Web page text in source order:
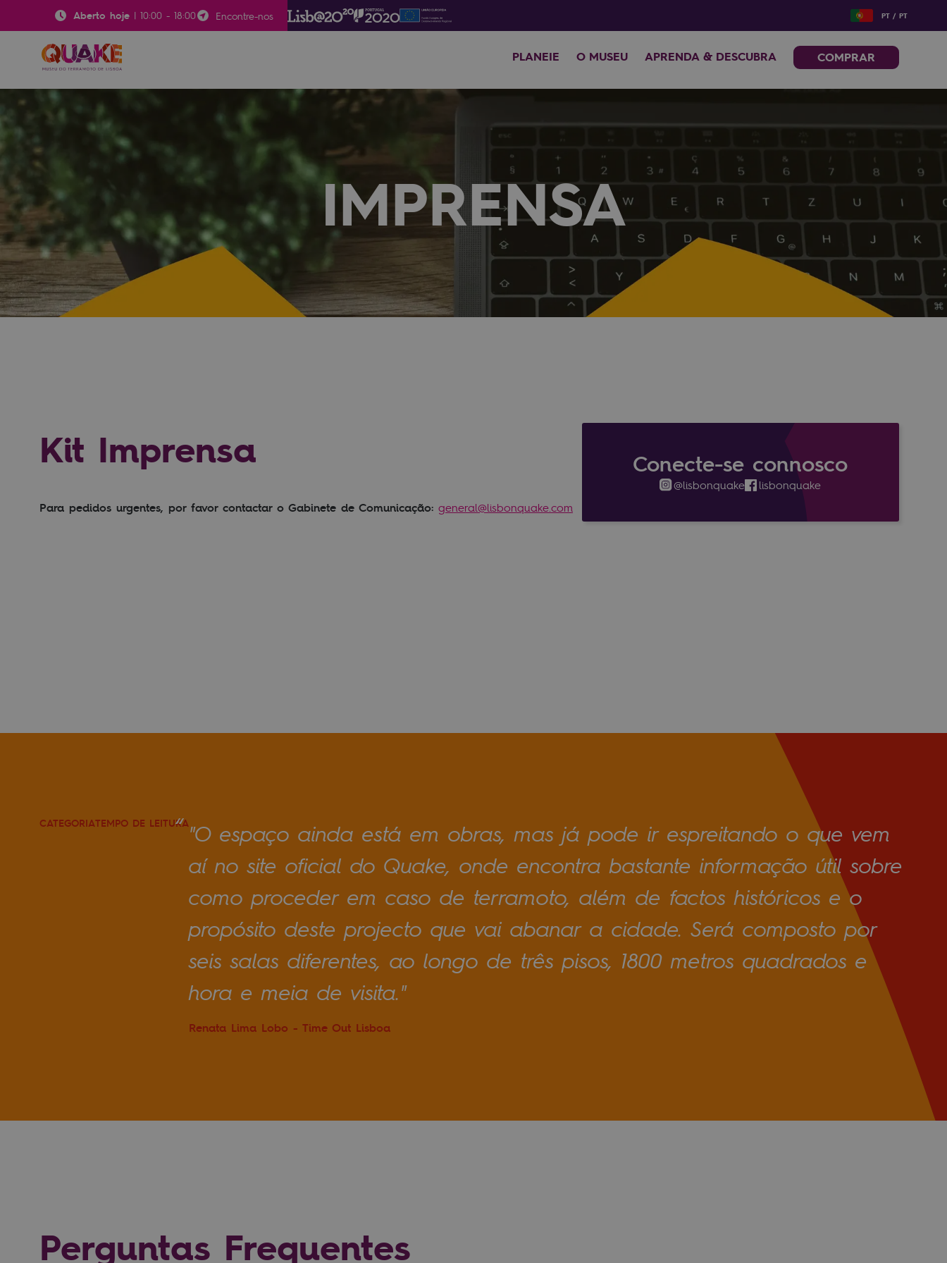
Aberto hoje | 10:00 - 18:00 Encontre-nos PT / PT
PLANEIE O MUSEU APRENDA & DESCUBRA COMPRAR
IMPRENSA
Kit Imprensa
Para pedidos urgentes, por favor contactar o Gabinete de Comunicação: general@lisbonquake.com
Conecte-se connosco
@lisbonquake lisbonquake
CATEGORIATEMPO DE LEITURA
“ "O espaço ainda está em obras, mas já pode ir espreitando o que vem
aí no site oficial do Quake, onde encontra bastante informação útil sobre
como proceder em caso de terramoto, além de factos históricos e o
propósito deste projecto que vai abanar a cidade. Será composto por
seis salas diferentes, ao longo de três pisos, 1800 metros quadrados e
hora e meia de visita."
Renata Lima Lobo - Time Out Lisboa
Perguntas Frequentes